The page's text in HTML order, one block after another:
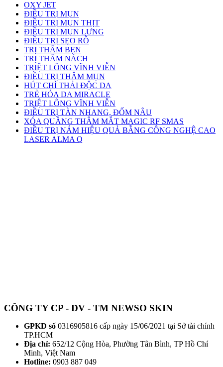
OXY JET
ĐIỀU TRỊ MỤN
ĐIỀU TRỊ MỤN THỊT
ĐIỀU TRỊ MỤN LƯNG
ĐIỀU TRỊ SẸO RỖ
TRỊ THÂM BẸN
TRỊ THÂM NÁCH
TRIỆT LÔNG VĨNH VIỄN
ĐIỀU TRỊ THÂM MỤN
HÚT CHÌ THẢI ĐỘC DA
TRẺ HÓA DA MIRACLE
TRIỆT LÔNG VĨNH VIỄN
ĐIỀU TRỊ TÀN NHANG, ĐỐM NÂU
XÓA QUẦNG THÂM MẮT MAGIC RF SMAS
ĐIỀU TRỊ NÁM HIỆU QUẢ BẰNG CÔNG NGHỆ CAO
LASER ALMA Q
CÔNG TY CP - DV - TM NEWSO SKIN
GPKD số 0316905816 cấp ngày 15/06/2021 tại Sở tài chính
TP.HCM
Địa chỉ: 652/12 Cộng Hòa, Phường Tân Bình, TP Hồ Chí
Minh, Việt Nam
Hotline: 0903 887 049